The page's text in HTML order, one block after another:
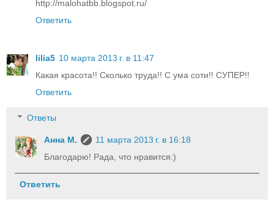
http://malohatbb.blogspot.ru/
Ответить
lilia5 10 марта 2013 г. в 11:47
Какая красота!! Сколько труда!! С ума соти!! СУПЕР!!
Ответить
Ответы
Анна М.
11 марта 2013 г. в 16:18
Благодарю! Рада, что нравится:)
Ответить